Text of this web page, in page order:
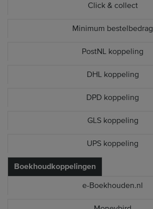
Click & collect
Minimum bestelbedrag
PostNL koppeling
DHL koppeling
DPD koppeling
GLS koppeling
UPS koppeling
Boekhoudkoppelingen
e-Boekhouden.nl